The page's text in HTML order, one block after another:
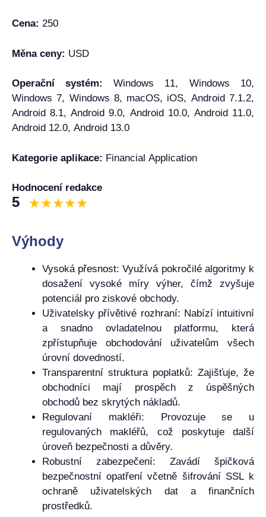
Cena: 250
Měna ceny: USD
Operační systém: Windows 11, Windows 10,
Windows 7, Windows 8, macOS, iOS, Android 7.1.2,
Android 8.1, Android 9.0, Android 10.0, Android 11.0,
Android 12.0, Android 13.0
Kategorie aplikace: Financial Application
Hodnocení redakce
5
Výhody
Vysoká přesnost: Využívá pokročilé algoritmy k
dosažení vysoké míry výher, čímž zvyšuje
potenciál pro ziskové obchody.
Uživatelsky přívětivé rozhraní: Nabízí intuitivní
a snadno ovladatelnou platformu, která
zpřístupňuje obchodování uživatelům všech
úrovní dovedností.
Transparentní struktura poplatků: Zajišťuje, že
obchodníci mají prospěch z úspěšných
obchodů bez skrytých nákladů.
Regulovaní makléři: Provozuje se u
regulovaných makléřů, což poskytuje další
úroveň bezpečnosti a důvěry.
Robustní zabezpečení: Zavádí špičková
bezpečnostní opatření včetně šifrování SSL k
ochraně uživatelských dat a finančních
prostředků.